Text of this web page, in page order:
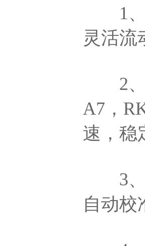
1、
灵活流
2、
A7，
速，稳
3、
自动校